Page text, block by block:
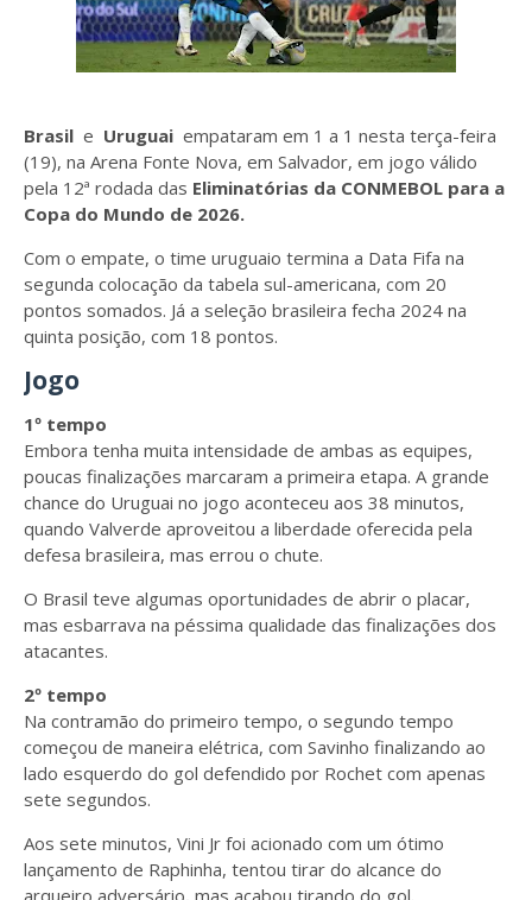
Brasil e Uruguai empataram em 1 a 1 nesta terça-feira
(19), na Arena Fonte Nova, em Salvador, em jogo válido
pela 12ª rodada das Eliminatórias da CONMEBOL para a
Copa do Mundo de 2026.
Com o empate, o time uruguaio termina a Data Fifa na
segunda colocação da tabela sul-americana, com 20
pontos somados. Já a seleção brasileira fecha 2024 na
quinta posição, com 18 pontos.
Jogo
1º tempo
Embora tenha muita intensidade de ambas as equipes,
poucas finalizações marcaram a primeira etapa. A grande
chance do Uruguai no jogo aconteceu aos 38 minutos,
quando Valverde aproveitou a liberdade oferecida pela
defesa brasileira, mas errou o chute.
O Brasil teve algumas oportunidades de abrir o placar,
mas esbarrava na péssima qualidade das finalizações dos
atacantes.
2º tempo
Na contramão do primeiro tempo, o segundo tempo
começou de maneira elétrica, com Savinho finalizando ao
lado esquerdo do gol defendido por Rochet com apenas
sete segundos.
Aos sete minutos, Vini Jr foi acionado com um ótimo
lançamento de Raphinha, tentou tirar do alcance do
arqueiro adversário, mas acabou tirando do gol.